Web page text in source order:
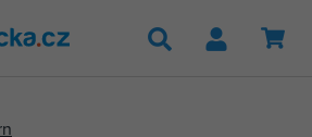
Hledat